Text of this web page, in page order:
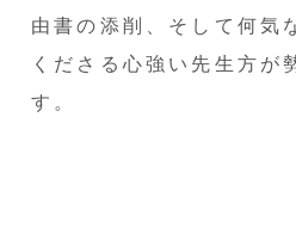
由書の添削、そして何気
くださる心強い先生方が
す。